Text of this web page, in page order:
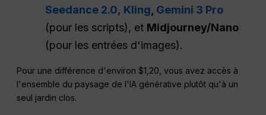
Seedance 2.0, Kling Gemini 3 Pro
(pour les scripts), et Midjourney/Nano
(pour les entrées d'images).
Pour une différence d'environ $1,20, vous avez accès à
l'ensemble du paysage de l'IA générative plutôt qu'à un
seul jardin clos.